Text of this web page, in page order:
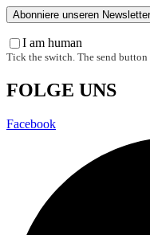
I am human
Tick the switch. The send button
FOLGE UNS
Facebook